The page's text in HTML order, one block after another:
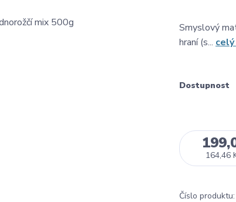
Smyslový
hraní (s...
Dostupnost
164,46
Číslo produktu: